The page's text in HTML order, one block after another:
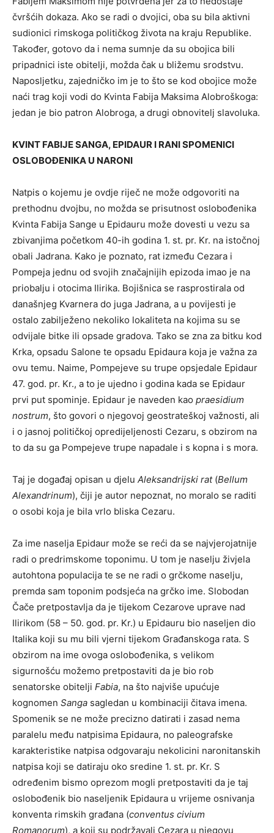
čvršćih dokaza. Ako se radi o dvojici, oba su bila aktivni
sudionici rimskoga političkog života na kraju Republike.
Također, gotovo da i nema sumnje da su obojica bili
pripadnici iste obitelji, možda čak u bližemu srodstvu.
Naposljetku, zajedničko im je to što se kod obojice može
naći trag koji vodi do Kvinta Fabija Maksima Alobroškoga:
jedan je bio patron Alobroga, a drugi obnovitelj slavoluka.
KVINT FABIJE SANGA, EPIDAUR I RANI SPOMENICI
OSLOBOĐENIKA U NARONI
Natpis o kojemu je ovdje riječ ne može odgovoriti na
prethodnu dvojbu, no možda se prisutnost oslobođenika
Kvinta Fabija Sange u Epidauru može dovesti u vezu sa
zbivanjima početkom 40-ih godina 1. st. pr. Kr. na istočnoj
obali Jadrana. Kako je poznato, rat između Cezara i
Pompeja jednu od svojih značajnijih epizoda imao je na
priobalju i otocima Ilirika. Bojišnica se rasprostirala od
današnjeg Kvarnera do juga Jadrana, a u povijesti je
ostalo zabilježeno nekoliko lokaliteta na kojima su se
odvijale bitke ili opsade gradova. Tako se zna za bitku kod
Krka, opsadu Salone te opsadu Epidaura koja je važna za
ovu temu. Naime, Pompejeve su trupe opsjedale Epidaur
47. god. pr. Kr., a to je ujedno i godina kada se Epidaur
prvi put spominje. Epidaur je naveden kao praesidium
nostrum, što govori o njegovoj geostrateškoj važnosti, ali
i o jasnoj političkoj opredijeljenosti Cezaru, s obzirom na
to da su ga Pompejeve trupe napadale i s kopna i s mora.
Taj je događaj opisan u djelu Aleksandrijski rat (Bellum
Alexandrinum), čiji je autor nepoznat, no moralo se raditi
o osobi koja je bila vrlo bliska Cezaru.
Za ime naselja Epidaur može se reći da se najvjerojatnije
radi o predrimskome toponimu. U tom je naselju živjela
autohtona populacija te se ne radi o grčkome naselju,
premda sam toponim podsjeća na grčko ime. Slobodan
Čače pretpostavlja da je tijekom Cezarove uprave nad
Ilirikom (58 – 50. god. pr. Kr.) u Epidauru bio naseljen dio
Italika koji su mu bili vjerni tijekom Građanskoga rata. S
obzirom na ime ovoga oslobođenika, s velikom
sigurnošću možemo pretpostaviti da je bio rob
senatorske obitelji Fabia, na što najviše upućuje
kognomen Sanga sagledan u kombinaciji čitava imena.
Spomenik se ne može precizno datirati i zasad nema
paralelu među natpisima Epidaura, no paleografske
karakteristike natpisa odgovaraju nekolicini naronitanskih
natpisa koji se datiraju oko sredine 1. st. pr. Kr. S
određenim bismo oprezom mogli pretpostaviti da je taj
oslobođenik bio naseljenik Epidaura u vrijeme osnivanja
konventa rimskih građana (conventus civium
Romanorum), a koji su podržavali Cezara u njegovu